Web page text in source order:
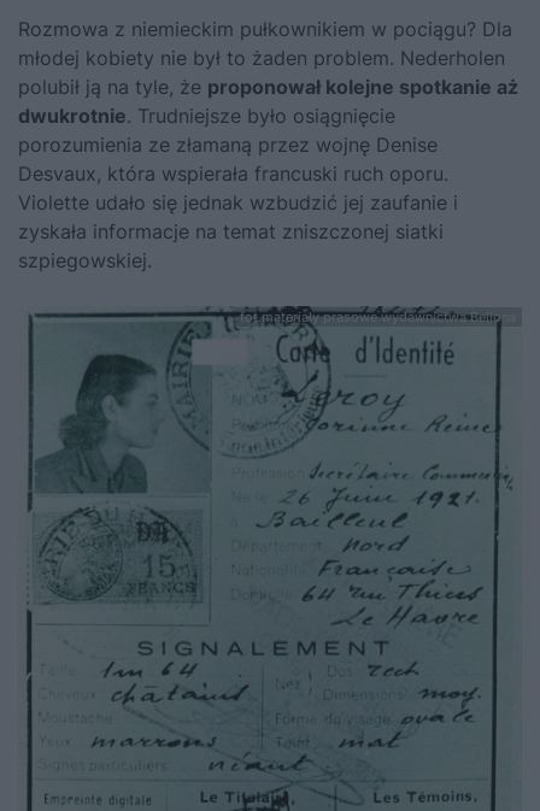
Rozmowa z niemieckim pułkownikiem w pociągu? Dla
młodej kobiety nie był to żaden problem. Nederholen
polubił ją na tyle, że proponował kolejne spotkanie aż
dwukrotnie. Trudniejsze było osiągnięcie
porozumienia ze złamaną przez wojnę Denise
Desvaux, która wspierała francuski ruch oporu.
Violette udało się jednak wzbudzić jej zaufanie i
zyskała informacje na temat zniszczonej siatki
szpiegowskiej.
fot.materiały prasowe wydawnictwa Bellona